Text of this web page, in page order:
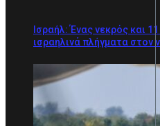
Ισραήλ: Ένας νεκρός και
ισραηλινά πλήγματα στον